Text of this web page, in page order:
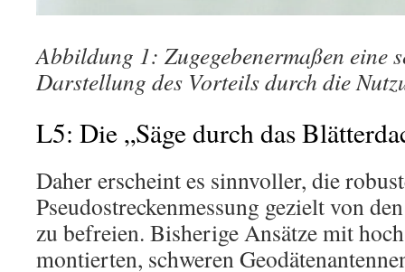
Abbildung 1: Zugegebenermaßen eine
Darstellung des Vorteils durch die
L5: Die „Säge durch das
Daher erscheint es sinnvoller, die
Pseudostreckenmessung gezielt von
zu befreien. Bisherige Ansätze mit
montierten, schweren